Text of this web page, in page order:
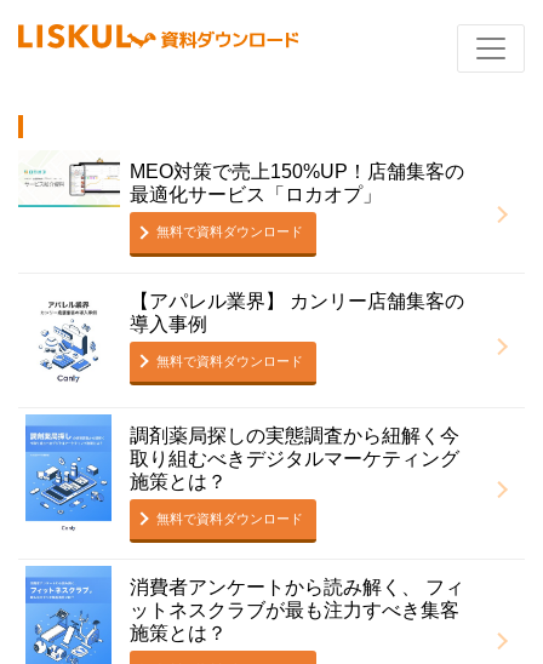
MEO対策で売上150%UP！店舗集客の
最適化サービス「ロカオプ」
無料で資料ダウンロード
【アパレル業界】 カンリー店舗集客の
導入事例
無料で資料ダウンロード
調剤薬局探しの実態調査から紐解く今
取り組むべきデジタルマーケティング
施策とは？
無料で資料ダウンロード
消費者アンケートから読み解く、 フィ
ットネスクラブが最も注⼒すべき集客
施策とは？